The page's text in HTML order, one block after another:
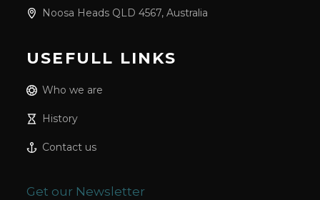
Noosa Heads QLD 4567, Australia
USEFULL LINKS
Who we are
History
Contact us
Get our Newsletter